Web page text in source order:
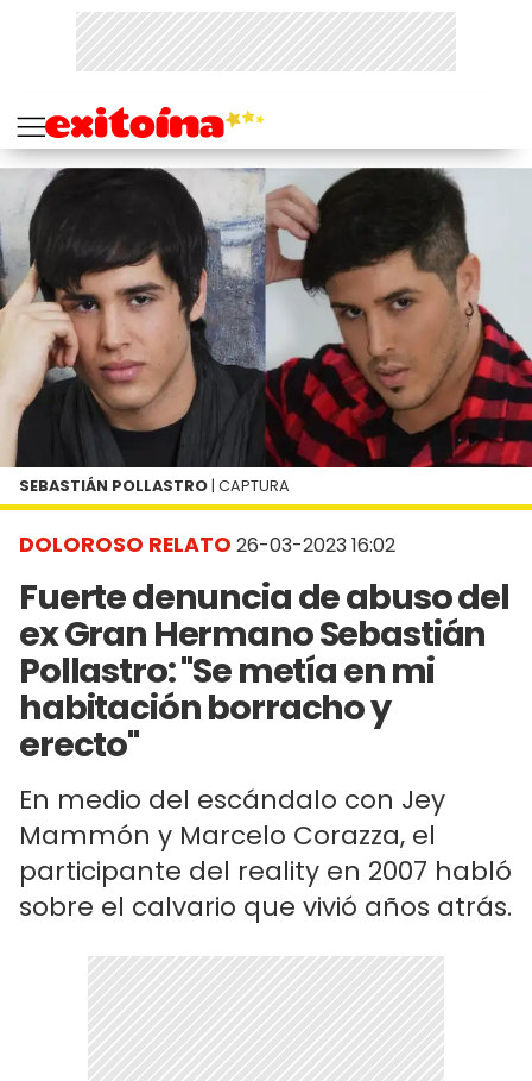
DOLOROSO RELATO 26-03-2023 16:02
Fuerte denuncia de abuso del
ex Gran Hermano Sebastián
Pollastro: "Se metía en mi
habitación borracho y
erecto"
En medio del escándalo con Jey
Mammón y Marcelo Corazza, el
participante del reality en 2007 habló
sobre el calvario que vivió años atrás.
SEBASTIÁN POLLASTRO | CAPTURA